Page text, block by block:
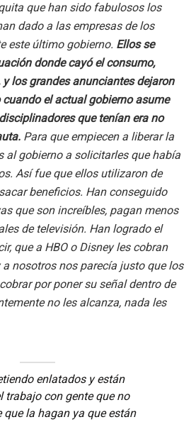
que han sido fabulosos los
dado a las empresas de los
este último gobierno. Ellos se
donde cayó el consumo,
los grandes anunciantes dejaron
cuando el actual gobierno asume
que tenían era no
Para que empiecen a liberar la
al gobierno a solicitarles que había
Así fue que ellos utilizaron de
beneficios. Han conseguido
que son increíbles, pagan menos
de televisión. Han logrado el
que a HBO o Disney les cobran
nosotros nos parecía justo que los
por poner su señal dentro de
no les alcanza, nada les
enlatados y están
trabajo con gente que no
que la hagan ya que están